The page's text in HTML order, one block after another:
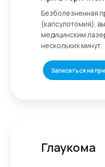
Записаться на
Безболезненная
(капсулотомия),
медицинским
нескольких минут.
Глаукома